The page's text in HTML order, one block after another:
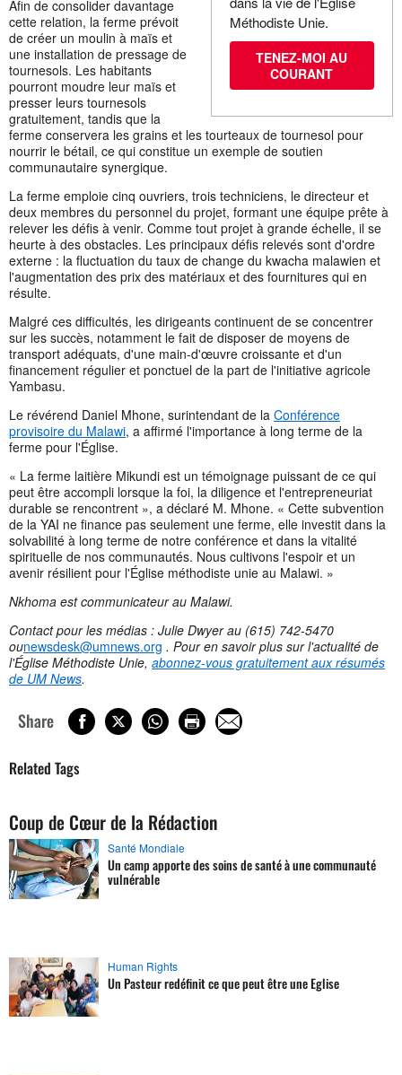
Méthodiste Unie.
TENEZ-MOI AU
COURANT
Afin de consolider davantage
cette relation, la ferme prévoit
de créer un moulin à maïs et
une installation de pressage de
tournesols. Les habitants
pourront moudre leur maïs et
presser leurs tournesols
gratuitement, tandis que la
ferme conservera les grains et les tourteaux de tournesol pour
nourrir le bétail, ce qui constitue un exemple de soutien
communautaire synergique.
La ferme emploie cinq ouvriers, trois techniciens, le directeur et
deux membres du personnel du projet, formant une équipe prête à
relever les défis à venir. Comme tout projet à grande échelle, il se
heurte à des obstacles. Les principaux défis relevés sont d'ordre
externe : la fluctuation du taux de change du kwacha malawien et
l'augmentation des prix des matériaux et des fournitures qui en
résulte.
Malgré ces difficultés, les dirigeants continuent de se concentrer
sur les succès, notamment le fait de disposer de moyens de
transport adéquats, d'une main-d'œuvre croissante et d'un
financement régulier et ponctuel de la part de l'initiative agricole
Yambasu.
Le révérend Daniel Mhone, surintendant de la Conférence
provisoire du Malawi, a affirmé l'importance à long terme de la
ferme pour l'Église.
« La ferme laitière Mikundi est un témoignage puissant de ce qui
peut être accompli lorsque la foi, la diligence et l'entrepreneuriat
durable se rencontrent », a déclaré M. Mhone. « Cette subvention
de la YAI ne finance pas seulement une ferme, elle investit dans la
solvabilité à long terme de notre conférence et dans la vitalité
spirituelle de nos communautés. Nous cultivons l'espoir et un
avenir résilient pour l'Église méthodiste unie au Malawi. »
Nkhoma est communicateur au Malawi.
Contact pour les médias : Julie Dwyer au (615) 742-5470
ounewsdesk@umnews.org . Pour en savoir plus sur l'actualité de
l'Église Méthodiste Unie, abonnez-vous gratuitement aux résumés
de UM News.
Share
Related Tags
Coup de Cœur de la Rédaction
Santé Mondiale
Un camp apporte des soins de santé à une communauté
vulnérable
Human Rights
Un Pasteur redéfinit ce que peut être une Eglise